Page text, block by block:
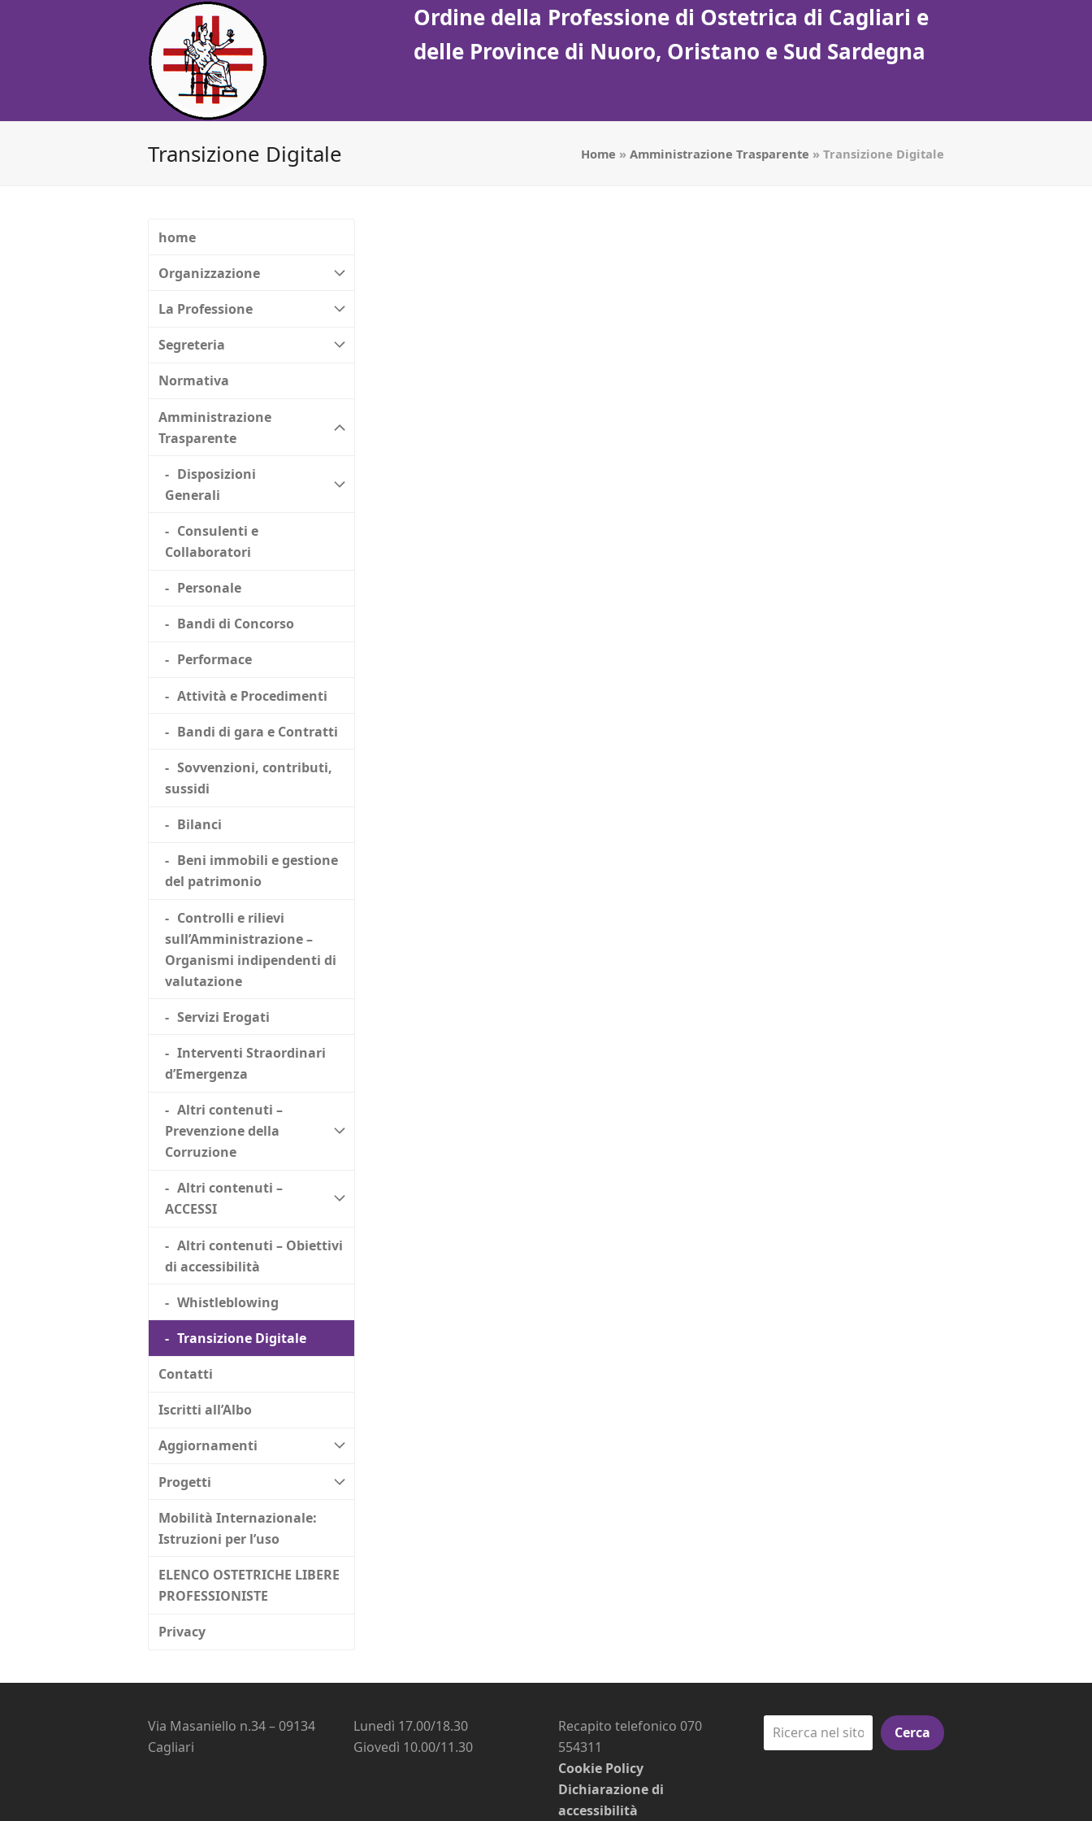
Ordine della Professione di Ostetrica di Cagliari e
delle Province di Nuoro, Oristano e Sud Sardegna
Transizione Digitale Home » Amministrazione Trasparente » Transizione Digitale
home
Organizzazione
La Professione
Segreteria
Normativa
Amministrazione
Trasparente
Disposizioni
Generali
Consulenti e
Collaboratori
Personale
Bandi di Concorso
Performace
Attività e Procedimenti
Bandi di gara e Contratti
Sovvenzioni, contributi,
sussidi
Bilanci
Beni immobili e gestione
del patrimonio
Controlli e rilievi
sull’Amministrazione –
Organismi indipendenti di
valutazione
Servizi Erogati
Interventi Straordinari
d’Emergenza
Altri contenuti –
Prevenzione della
Corruzione
Altri contenuti –
ACCESSI
Altri contenuti – Obiettivi
di accessibilità
Whistleblowing
Transizione Digitale
Contatti
Iscritti all’Albo
Aggiornamenti
Progetti
Mobilità Internazionale:
Istruzioni per l’uso
ELENCO OSTETRICHE LIBERE
PROFESSIONISTE
Privacy
Via Masaniello n.34 – 09134
Cagliari
Lunedì 17.00/18.30
Giovedì 10.00/11.30
Recapito telefonico 070
554311
Cookie Policy
Dichiarazione di
accessibilità
Cerca